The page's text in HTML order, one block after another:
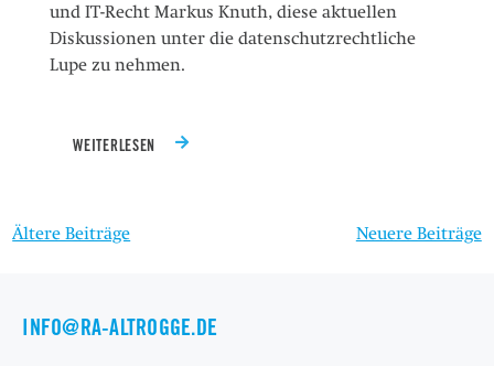
und IT-Recht Markus Knuth, diese aktuellen
Diskussionen unter die datenschutzrechtliche
Lupe zu nehmen.
WEITERLESEN
BEITRAGSNAVIGATION
Ältere Beiträge Neuere Beiträge
INFO@RA-ALTROGGE.DE